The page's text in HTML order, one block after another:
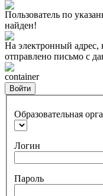
Пользователь по
найден!
На электронный
отправлено письмо с
container
Войти
Образовательная
Логин
Пароль